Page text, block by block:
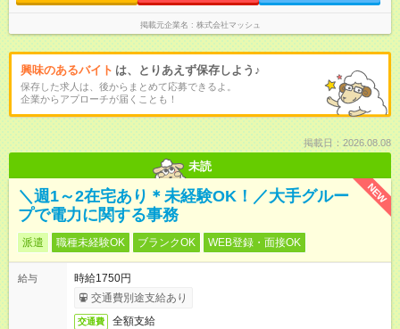
掲載元企業名 株式会社マッシュ
興味のあるバイト は、とりあえず保存しよう♪
保存した求人は、後からまとめて応募できるよ。
企業からアプローチが届くことも！
掲載日：2026.08.08
未読
NEW
＼週1～2在宅あり＊未経験OK！／大手グルー
プで電力に関する事務
派遣 職種未経験OK ブランクOK WEB登録・面接OK
給与
時給1750円
交通費別途支給あり
交通費 全額支給